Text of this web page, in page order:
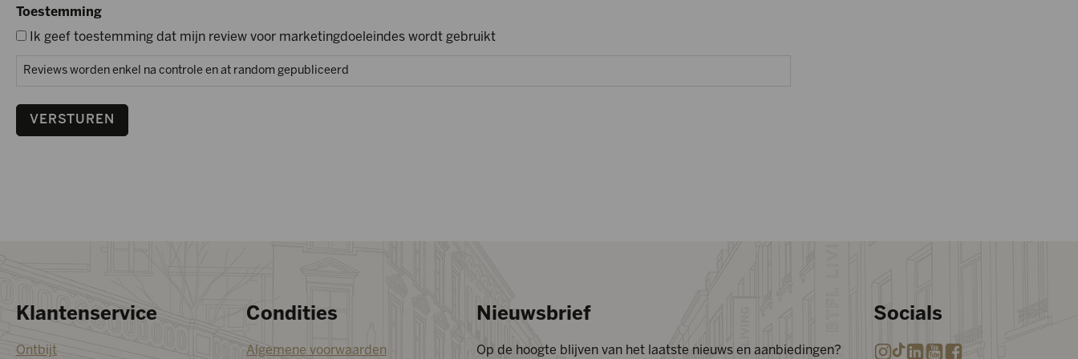
Toestemming
Ik geef toestemming dat mijn review voor marketingdoeleindes wordt gebruikt
Reviews worden enkel na controle en at random gepubliceerd
VERSTUREN
Klantenservice
Ontbijt
Condities
Algemene voorwaarden
Nieuwsbrief
Op de hoogte blijven van het laatste nieuws en aanbiedingen?
Socials